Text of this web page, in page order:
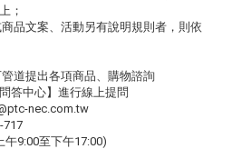
；
品文案、活動另有說明規則者，則依
道提出各項商品、購物諮詢
答中心】進行線上提問
nec.com.tw
717
9:00至下午17:00)